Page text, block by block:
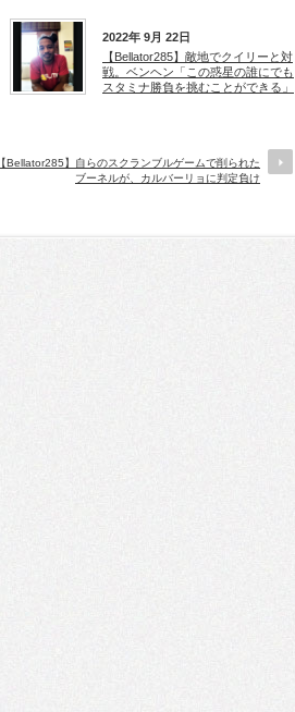
2022年 9月 22日
【Bellator285】敵地でクイリーと対
戦。ベンヘン「この惑星の誰にでも
スタミナ勝負を挑むことができる」
【Bellator285】自らのスクランブルゲームで削られた
ブーネルが、カルバーリョに判定負け